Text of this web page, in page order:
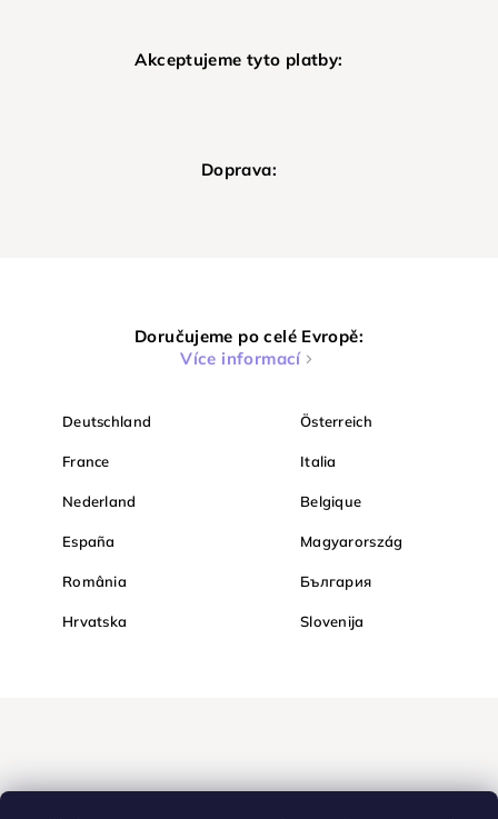
Akceptujeme tyto platby:
Doprava:
Doručujeme po celé Evropě:
Více informací
Deutschland Österreich
France Italia
Nederland Belgique
España Magyarország
România България
Hrvatska Slovenija